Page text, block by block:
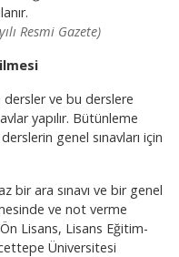
Resmi Gazete)
dersler ve bu derslere
yapılır. Bütünleme
genel sınavları için
bir ara sınavı ve bir genel
ve not verme
Lisans, Lisans Eğitim-
Üniversitesi